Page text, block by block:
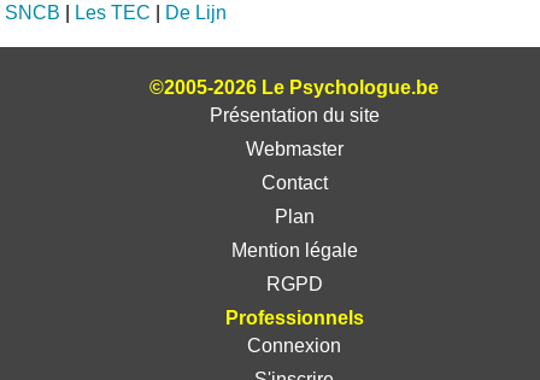
SNCB
Les TEC De Lijn
©2005-2026 Le Psychologue.be
Présentation du site
Webmaster
Contact
Plan
Mention légale
RGPD
Professionnels
Connexion